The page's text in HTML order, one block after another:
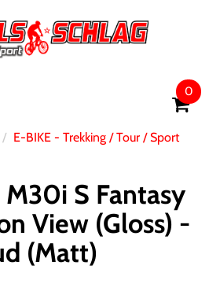
0
E-BIKE - Trekking / Tour / Sport
S Fantasy
View (Gloss) -
(Matt)